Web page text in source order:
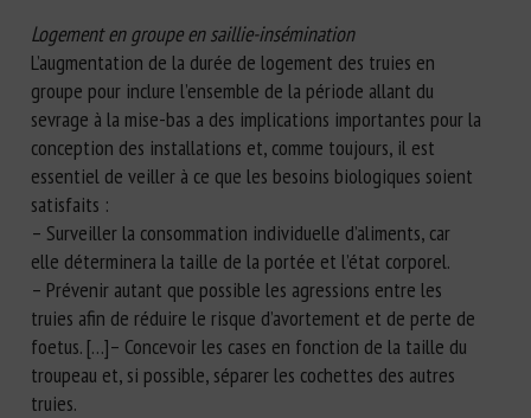
Logement en groupe en saillie-insémination
L’augmentation de la durée de logement des truies en
groupe pour inclure l’ensemble de la période allant du
sevrage à la mise-bas a des implications importantes pour la
conception des installations et, comme toujours, il est
essentiel de veiller à ce que les besoins biologiques soient
satisfaits :
– Surveiller la consommation individuelle d’aliments, car
elle déterminera la taille de la portée et l’état corporel.
– Prévenir autant que possible les agressions entre les
truies afin de réduire le risque d’avortement et de perte de
foetus. […]– Concevoir les cases en fonction de la taille du
troupeau et, si possible, séparer les cochettes des autres
truies.